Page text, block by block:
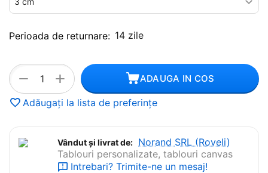
Perioada de returnare: 14 zile
+
− ADAUGA IN COS
Adăugați la lista de preferințe
Vândut și livrat de: Norand SRL (Roveli)
Tablouri personalizate, tablouri canvas
Intrebari? Trimite-ne un mesaj!